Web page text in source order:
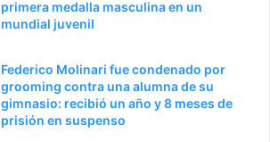
primera medalla masculina en un
mundial juvenil
Federico Molinari fue condenado por
grooming contra una alumna de su
gimnasio: recibió un año y 8 meses de
prisión en suspenso